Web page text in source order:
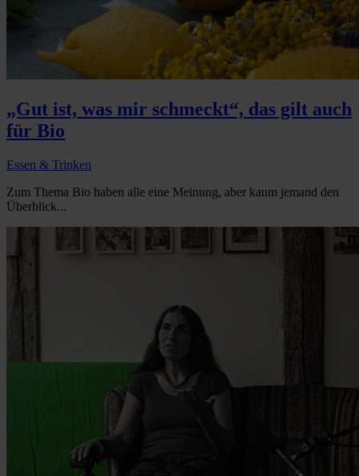
„Gut ist, was mir schmeckt“, das gilt auch
für Bio
Essen & Trinken
Zum Thema Bio haben alle eine Meinung, aber kaum jemand den
Überblick...